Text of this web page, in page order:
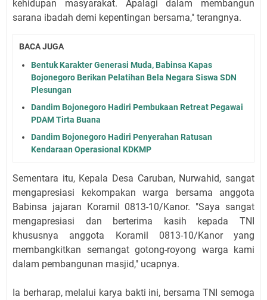
kehidupan masyarakat. Apalagi dalam membangun
sarana ibadah demi kepentingan bersama," terangnya.
BACA JUGA
Bentuk Karakter Generasi Muda, Babinsa Kapas
Bojonegoro Berikan Pelatihan Bela Negara Siswa SDN
Plesungan
Dandim Bojonegoro Hadiri Pembukaan Retreat Pegawai
PDAM Tirta Buana
Dandim Bojonegoro Hadiri Penyerahan Ratusan
Kendaraan Operasional KDKMP
Sementara itu, Kepala Desa Caruban, Nurwahid, sangat
mengapresiasi kekompakan warga bersama anggota
Babinsa jajaran Koramil 0813-10/Kanor. "Saya sangat
mengapresiasi dan berterima kasih kepada TNI
khususnya anggota Koramil 0813-10/Kanor yang
membangkitkan semangat gotong-royong warga kami
dalam pembangunan masjid," ucapnya.
Ia berharap, melalui karya bakti ini, bersama TNI semoga